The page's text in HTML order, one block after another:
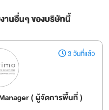
านอื่นๆ ของบริษัทนี้
3 วันที่แล้ว
( ผู้จัดการพื้นที่ )